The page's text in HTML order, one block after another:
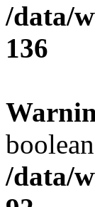
/data/
136
/data/